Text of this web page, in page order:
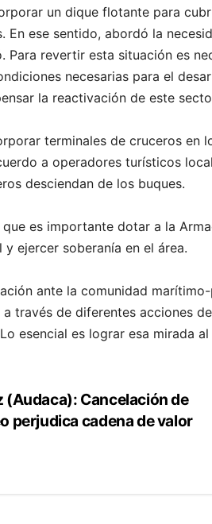
un dique flotante para
En ese sentido, abordó la
Para revertir esta situación es
necesarias para el
la reactivación de este
terminales de cruceros en
a operadores turísticos
desciendan de los buques.
es importante dotar a la
ejercer soberanía en el área.
ante la comunidad
a través de diferentes acciones
esencial es lograr esa mirada
(Audaca): Cancelación de
perjudica cadena de valor